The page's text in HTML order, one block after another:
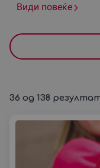
без некој одреден
Во тој случај,
понуди за
за него, за неа
За жена
За пар
Види повеќе
36 од 138